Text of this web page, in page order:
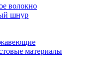
волокно
шнур
материалы